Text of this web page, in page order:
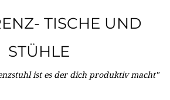
TISCHE UND
STÜHLE
ist es der dich produktiv macht"